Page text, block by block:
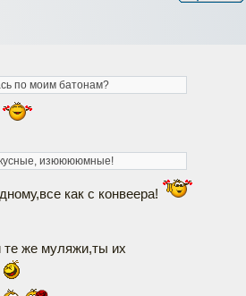
по моим батонам?
изююююмные!
как с конвеера!
те же муляжи,ты их